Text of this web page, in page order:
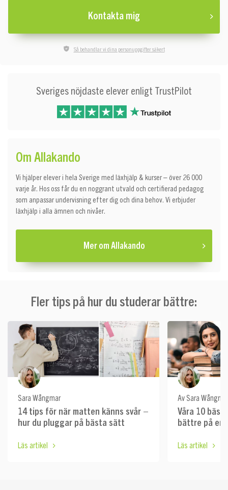
Kontakta mig
Så behandlar vi dina personuppgifter säkert
Sveriges nöjdaste elever enligt TrustPilot
Om Allakando
Vi hjälper elever i hela Sverige med läxhjälp & kurser – över 26 000
varje år. Hos oss får du en noggrant utvald och certifierad pedagog
som anpassar undervisning efter dig och dina behov. Vi erbjuder
läxhjälp i alla ämnen och nivåer.
Mer om Allakando
Fler tips på hur du studerar bättre:
Sara Wångmar
14 tips för när matten känns svår –
hur du pluggar på bästa sätt
Läs artikel
Av Sara
Våra 10
bättre på
Läs artikel